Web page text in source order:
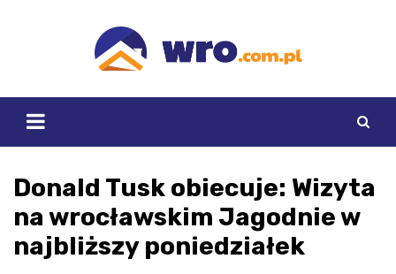
Donald Tusk obiecuje: Wizyta
na wrocławskim Jagodnie w
najbliższy poniedziałek